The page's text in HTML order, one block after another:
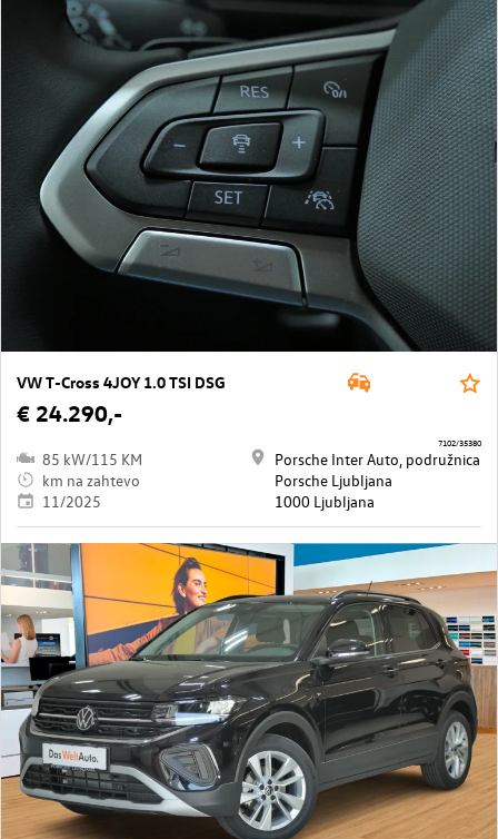
VW T-Cross 4JOY 1.0 TSI DSG
€ 24.290,-
85 kW/115 KM
km na zahtevo
11/2025
Porsche Inter Auto, podružnica
Porsche Ljubljana
1000 Ljubljana
7102/35380